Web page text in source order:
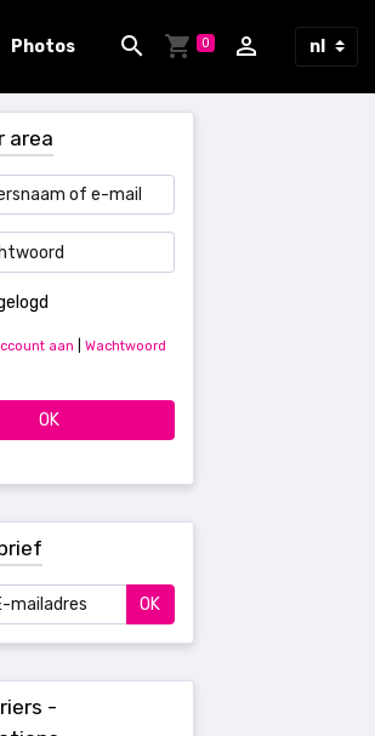
Photos 0
area
aan
Wachtwoord
OK
OK
-